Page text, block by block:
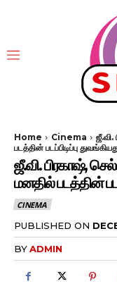
Home Cinema
படத்தின் படப்பிடிப்பு
ஜீ.வி. பிரகாஷ்,
மனதில் படத்தின்
CINEMA
PUBLISHED ON
BYADMIN